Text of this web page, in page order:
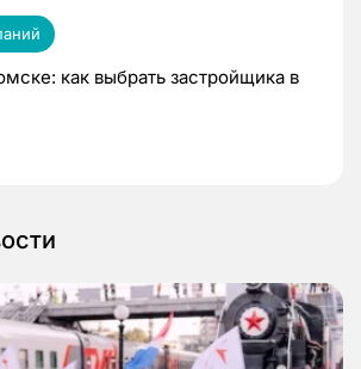
как выбрать застройщика в